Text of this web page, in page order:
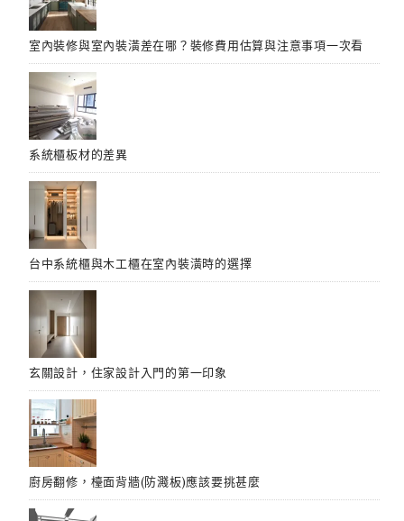
室內裝修與室內裝潢差在哪？裝修費用估算與注意事項一次看
系統櫃板材的差異
台中系統櫃與木工櫃在室內裝潢時的選擇
玄關設計，住家設計入門的第一印象
廚房翻修，檯面背牆(防濺板)應該要挑甚麼